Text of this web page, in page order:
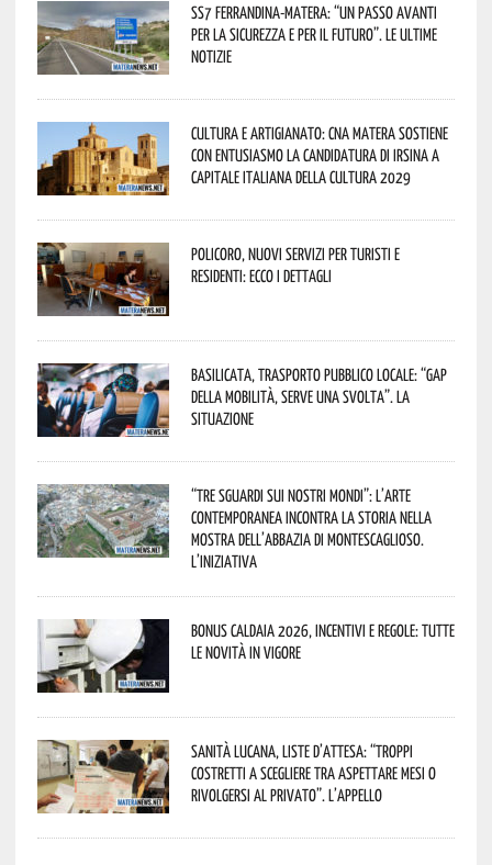
SS7 Ferrandina-Matera: “Un passo avanti
per la sicurezza e per il futuro”. Le ultime
notizie
Cultura e Artigianato: CNA Matera sostiene
con entusiasmo la candidatura di Irsina a
Capitale Italiana della Cultura 2029
Policoro, nuovi servizi per turisti e
residenti: ecco i dettagli
Basilicata, trasporto pubblico locale: “Gap
della mobilità, serve una svolta”. La
situazione
“Tre Sguardi sui Nostri Mondi”: l’arte
contemporanea incontra la storia nella
mostra dell’Abbazia di Montescaglioso.
L’iniziativa
Bonus caldaia 2026, incentivi e regole: tutte
le novità in vigore
Sanità lucana, liste d’attesa: “Troppi
costretti a scegliere tra aspettare mesi o
rivolgersi al privato”. L’appello